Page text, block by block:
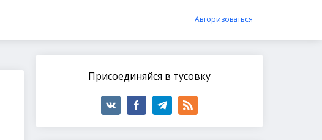
Авторизоваться
Присоединяйся в тусовку